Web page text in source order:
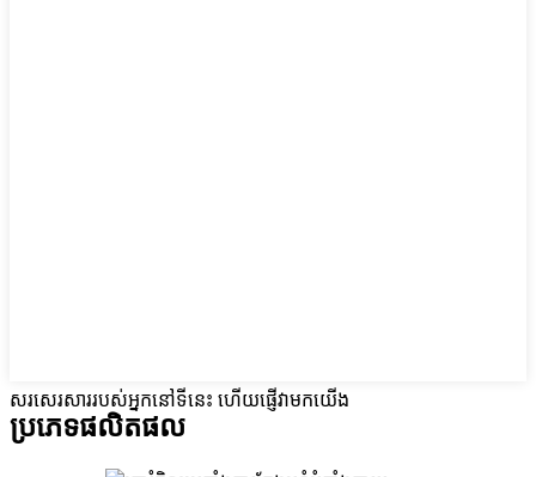
សរសេរសាររបស់អ្នកនៅទីនេះ ហើយផ្ញើវាមកយើង
ប្រភេទផលិតផល